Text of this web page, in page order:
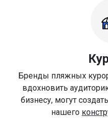
Бренды пляжных
вдохновить
бизнесу, могут
нашего